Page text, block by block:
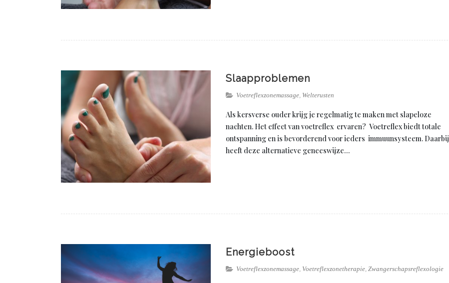
Slaapproblemen
Voetreflexzonemassage, Welterusten
Als kersverse ouder krijg je regelmatig te maken met slapeloze
nachten. Het effect van voetreflex ervaren? Voetreflex biedt totale
ontspanning en is bevorderend voor ieders immuunsysteem. Daarbij
heeft deze alternatieve geneeswijze…
Energieboost
Voetreflexzonemassage, Voetreflexzonetherapie, Zwangerschapsreflexologie